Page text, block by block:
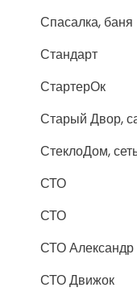
Спасалка, баня
Стандарт
СтартерОк
Старый Двор,
СтеклоДом,
СТО
СТО
СТО Александр
СТО Движок